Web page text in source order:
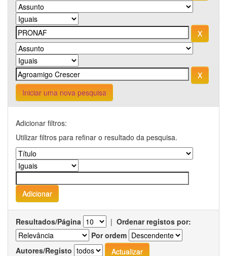
Iniciar uma nova pesquisa
Adicionar filtros:
Utilizar filtros para refinar o resultado da pesquisa.
Resultados/Página | Ordenar registos por:
Por ordem
Autores/Registo